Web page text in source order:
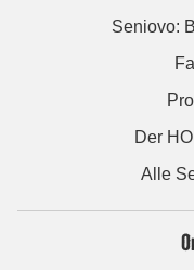
Seniovo:
Der
Alle